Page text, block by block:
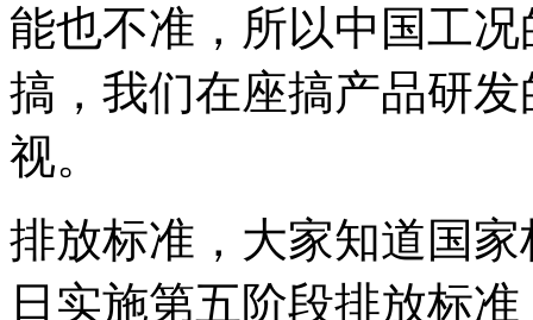
能也不准，所以中国工
搞，我们在座搞产品研
视。
排放标准，大家知道国
日实施第五阶段排放标